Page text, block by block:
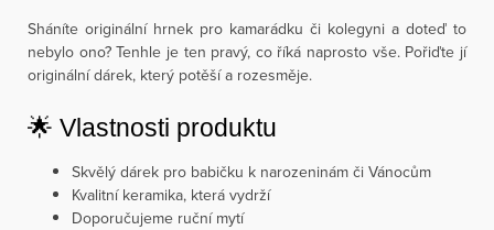
Sháníte originální hrnek pro kamarádku či kolegyni a doteď to
nebylo ono? Tenhle je ten pravý, co říká naprosto vše. Pořiďte jí
originální dárek, který potěší a rozesměje.
🌟 Vlastnosti produktu
Skvělý dárek pro babičku k narozeninám či Vánocům
Kvalitní keramika, která vydrží
Doporučujeme ruční mytí